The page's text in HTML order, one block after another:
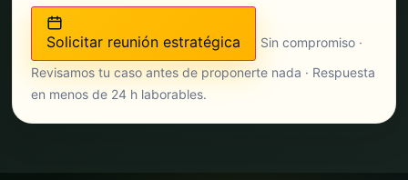
Solicitar reunión estratégica
Sin compromiso ·
Revisamos tu caso antes de proponerte nada · Respuesta
en menos de 24 h laborables.